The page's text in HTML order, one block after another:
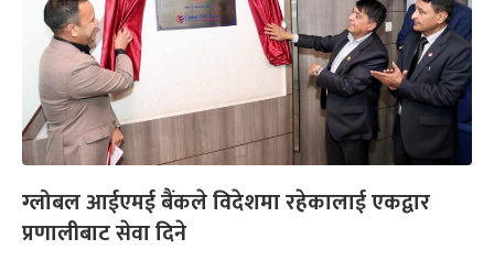
ग्लोबल आईएमई बैंकले विदेशमा रहेकालाई एकद्वार
प्रणालीबाट सेवा दिने